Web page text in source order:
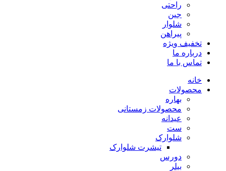
راحتی
جین
شلوار
پیراهن
تخفیف ویژه
درباره ما
تماس با ما
خانه
محصولات
بهاره
محصولات زمستانی
عیدانه
ست
شلوارک
تیشرت شلوارک
دورس
بیلر